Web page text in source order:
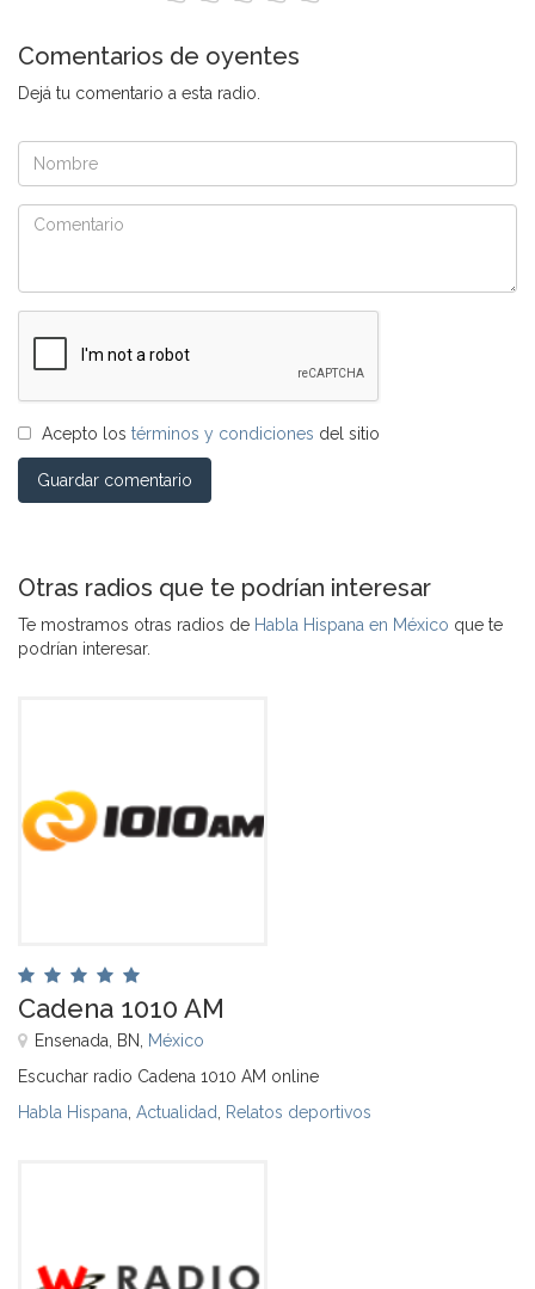
Comentarios de oyentes
Dejá tu comentario a esta radio.
Acepto los términos y condiciones del sitio
Guardar comentario
Otras radios que te podrían interesar
Te mostramos otras radios de Habla Hispana en México que te
podrían interesar.
Cadena 1010 AM
Ensenada, BN, México
Escuchar radio Cadena 1010 AM online
Habla Hispana Actualidad Relatos deportivos